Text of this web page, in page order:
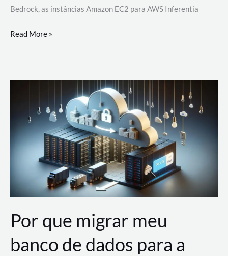
Bedrock, as instâncias Amazon EC2 para AWS Inferentia
Utilizando
Soluções
AWS
Read More »
Por que migrar meu
banco de dados para a